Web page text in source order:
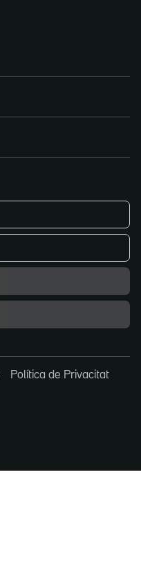
Política de Privacitat